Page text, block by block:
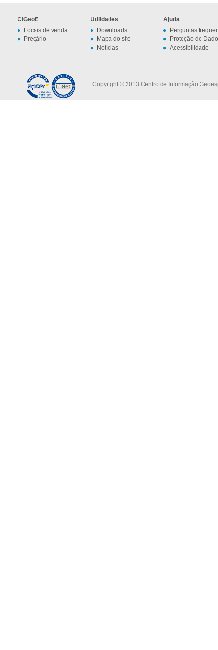
CIGeoE
Locais de venda
Preçário
Utilidades
Downloads
Mapa do site
Notícias
Ajuda
Perguntas
Proteção de
Acessibilidade
Copyright © 2013 Centro de Informação